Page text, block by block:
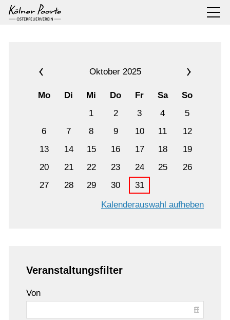
Oktober 2025
Mo Di Mi Do Fr Sa
So
1
2 3 4
5
6
7 8 9 10 11
12
13
14 15 16 17 18
19
20
21 22 23 24 25
26
27
28 29 30
31
Kalenderauswahl aufheben
Veranstaltungsfilter
Von